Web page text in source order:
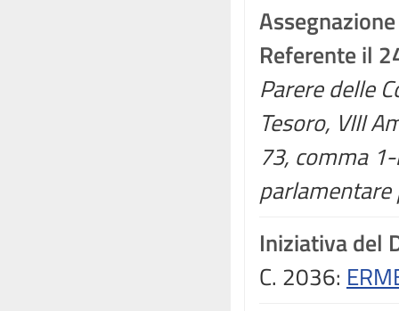
Assegnazione
Referente il
Parere delle
Tesoro, VIII
73, comma
Iniziativa del
C. 2036: